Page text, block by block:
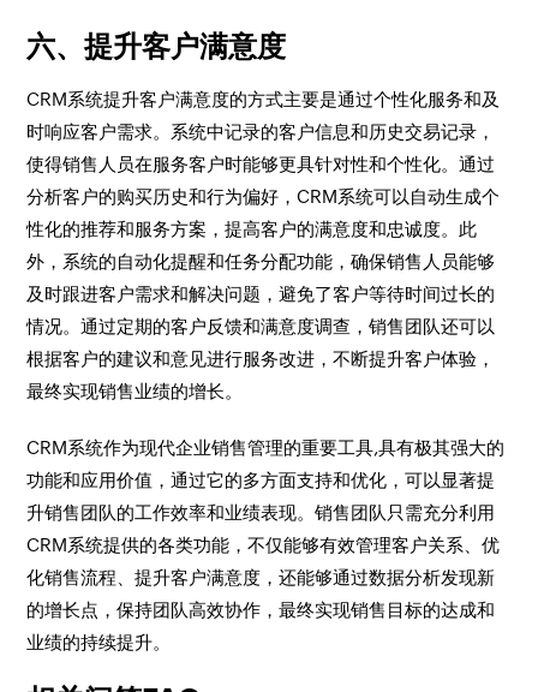
六、提升客户满意度
CRM系统提升客户满意度的方式主要是通过个性化服务和及
时响应客户需求。系统中记录的客户信息和历史交易记录，
使得销售人员在服务客户时能够更具针对性和个性化。通过
分析客户的购买历史和行为偏好，CRM系统可以自动生成个
性化的推荐和服务方案，提高客户的满意度和忠诚度。此
外，系统的自动化提醒和任务分配功能，确保销售人员能够
及时跟进客户需求和解决问题，避免了客户等待时间过长的
情况。通过定期的客户反馈和满意度调查，销售团队还可以
根据客户的建议和意见进行服务改进，不断提升客户体验，
最终实现销售业绩的增长。
CRM系统作为现代企业销售管理的重要工具,具有极其强大的
功能和应用价值，通过它的多方面支持和优化，可以显著提
升销售团队的工作效率和业绩表现。销售团队只需充分利用
CRM系统提供的各类功能，不仅能够有效管理客户关系、优
化销售流程、提升客户满意度，还能够通过数据分析发现新
的增长点，保持团队高效协作，最终实现销售目标的达成和
业绩的持续提升。